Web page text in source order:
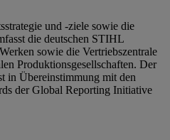
und -ziele sowie die
die deutschen STIHL
sowie die Vertriebszentrale
Produktionsgesellschaften. Der
in Übereinstimmung mit den
der Global Reporting Initiative